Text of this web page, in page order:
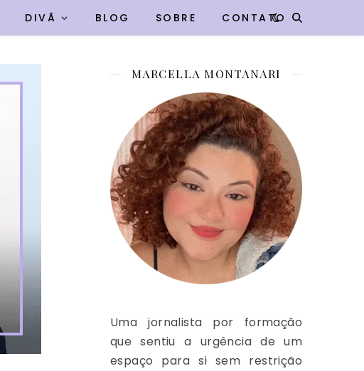
DIVÃ BLOG SOBRE CONTATO
MARCELLA MONTANARI
Uma jornalista por formação
que sentiu a urgência de um
espaço para si sem restrição